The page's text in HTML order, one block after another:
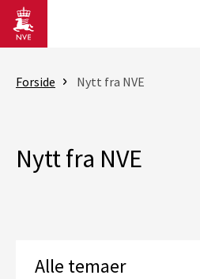
Gå til hovedinnhold
Forside Nytt fra NVE
Nytt fra NVE
Alle temaer